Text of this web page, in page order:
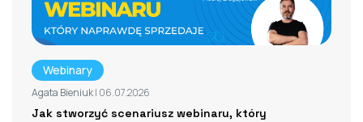
Webinary
Agata Bieniuk| 06.07.2026
Jak stworzyć scenariusz webinaru, który